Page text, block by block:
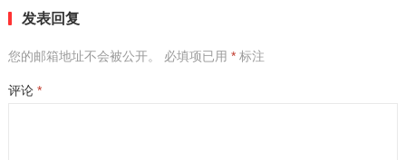
发表回复
您的邮箱地址不会被公开。 必填项已用 *标注
评论 *